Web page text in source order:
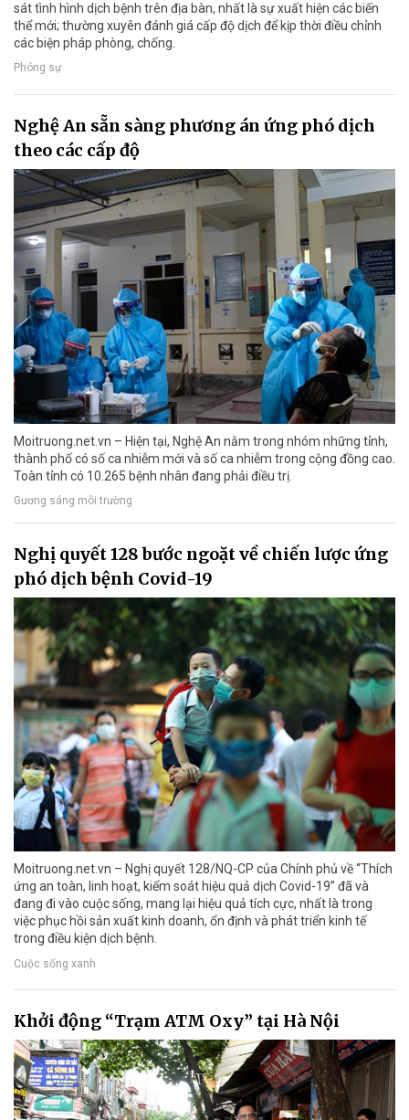
sát tình hình dịch bệnh trên địa bàn, nhất là sự xuất hiện các biến
thể mới; thường xuyên đánh giá cấp độ dịch để kịp thời điều chỉnh
các biện pháp phòng, chống.
Phóng sự
Nghệ An sẵn sàng phương án ứng phó dịch
theo các cấp độ
Moitruong.net.vn – Hiện tại, Nghệ An nằm trong nhóm những tỉnh,
thành phố có số ca nhiễm mới và số ca nhiễm trong cộng đồng cao.
Toàn tỉnh có 10.265 bệnh nhân đang phải điều trị.
Gương sáng môi trường
Nghị quyết 128 bước ngoặt về chiến lược ứng
phó dịch bệnh Covid-19
Moitruong.net.vn – Nghị quyết 128/NQ-CP của Chính phủ về “Thích
ứng an toàn, linh hoạt, kiểm soát hiệu quả dịch Covid-19” đã và
đang đi vào cuộc sống, mang lại hiệu quả tích cực, nhất là trong
việc phục hồi sản xuất kinh doanh, ổn định và phát triển kinh tế
trong điều kiện dịch bệnh.
Cuộc sống xanh
Khởi động “Trạm ATM Oxy” tại Hà Nội